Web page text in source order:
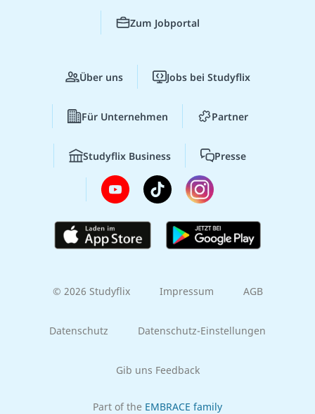
Zum Jobportal
Über uns Jobs bei Studyflix
Für Unternehmen Partner
Studyflix Business Presse
© 2026 Studyflix Impressum AGB
Datenschutz Datenschutz-Einstellungen
Gib uns Feedback
Part of the EMBRACE family